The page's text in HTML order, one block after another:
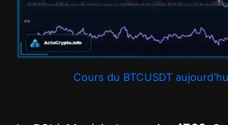
Cours du BTCUSDT